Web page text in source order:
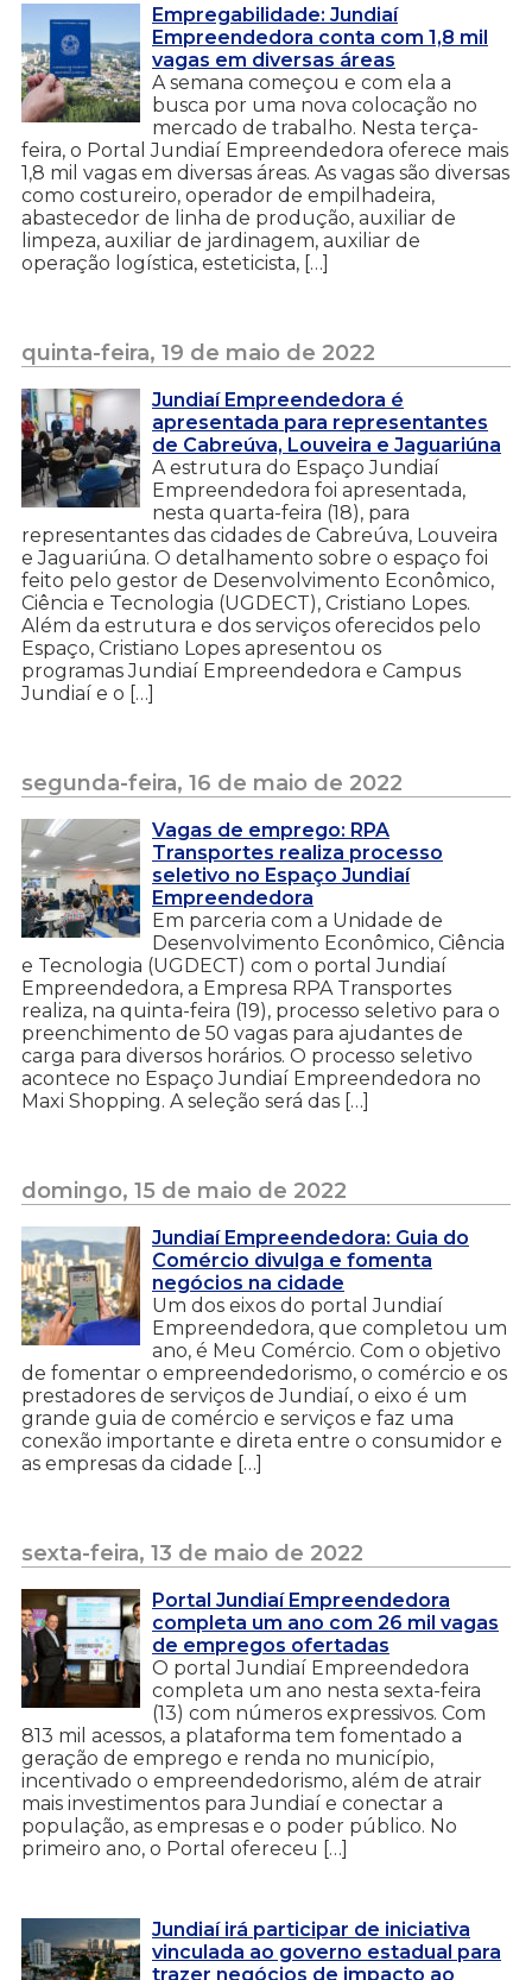
Empregabilidade: Jundiaí
Empreendedora conta com 1,8 mil
vagas em diversas áreas
A semana começou e com ela a
busca por uma nova colocação no
mercado de trabalho. Nesta terça-
feira, o Portal Jundiaí Empreendedora oferece mais
1,8 mil vagas em diversas áreas. As vagas são diversas
como costureiro, operador de empilhadeira,
abastecedor de linha de produção, auxiliar de
limpeza, auxiliar de jardinagem, auxiliar de
operação logística, esteticista, […]
quinta-feira, 19 de maio de 2022
Jundiaí Empreendedora é
apresentada para representantes
de Cabreúva, Louveira e Jaguariúna
A estrutura do Espaço Jundiaí
Empreendedora foi apresentada,
nesta quarta-feira (18), para
representantes das cidades de Cabreúva, Louveira
e Jaguariúna. O detalhamento sobre o espaço foi
feito pelo gestor de Desenvolvimento Econômico,
Ciência e Tecnologia (UGDECT), Cristiano Lopes.
Além da estrutura e dos serviços oferecidos pelo
Espaço, Cristiano Lopes apresentou os
programas Jundiaí Empreendedora e Campus
Jundiaí e o […]
segunda-feira, 16 de maio de 2022
Vagas de emprego: RPA
Transportes realiza processo
seletivo no Espaço Jundiaí
Empreendedora
Em parceria com a Unidade de
Desenvolvimento Econômico, Ciência
e Tecnologia (UGDECT) com o portal Jundiaí
Empreendedora, a Empresa RPA Transportes
realiza, na quinta-feira (19), processo seletivo para o
preenchimento de 50 vagas para ajudantes de
carga para diversos horários. O processo seletivo
acontece no Espaço Jundiaí Empreendedora no
Maxi Shopping. A seleção será das […]
domingo, 15 de maio de 2022
Jundiaí Empreendedora: Guia do
Comércio divulga e fomenta
negócios na cidade
Um dos eixos do portal Jundiaí
Empreendedora, que completou um
ano, é Meu Comércio. Com o objetivo
de fomentar o empreendedorismo, o comércio e os
prestadores de serviços de Jundiaí, o eixo é um
grande guia de comércio e serviços e faz uma
conexão importante e direta entre o consumidor e
as empresas da cidade […]
sexta-feira, 13 de maio de 2022
Portal Jundiaí Empreendedora
completa um ano com 26 mil vagas
de empregos ofertadas
O portal Jundiaí Empreendedora
completa um ano nesta sexta-feira
(13) com números expressivos. Com
813 mil acessos, a plataforma tem fomentado a
geração de emprego e renda no município,
incentivado o empreendedorismo, além de atrair
mais investimentos para Jundiaí e conectar a
população, as empresas e o poder público. No
primeiro ano, o Portal ofereceu […]
Jundiaí irá participar de iniciativa
vinculada ao governo estadual para
trazer negócios de impacto ao